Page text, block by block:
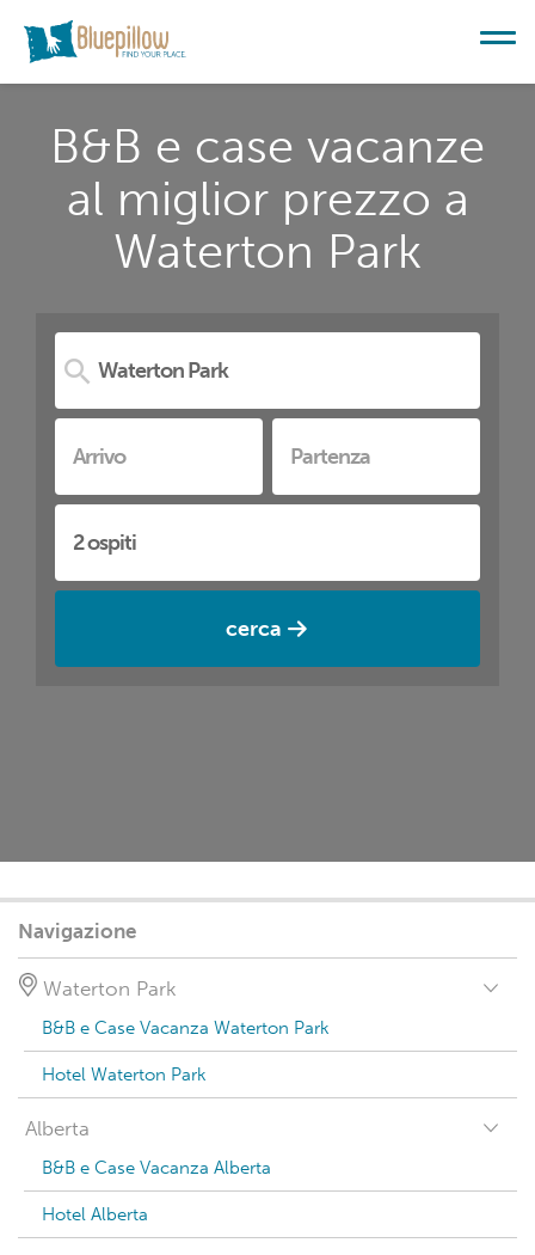
B&B e case vacanze
al miglior prezzo a
Waterton Park
cerca
Navigazione
Waterton Park
B&B e Case Vacanza Waterton Park
Hotel Waterton Park
Alberta
B&B e Case Vacanza Alberta
Hotel Alberta